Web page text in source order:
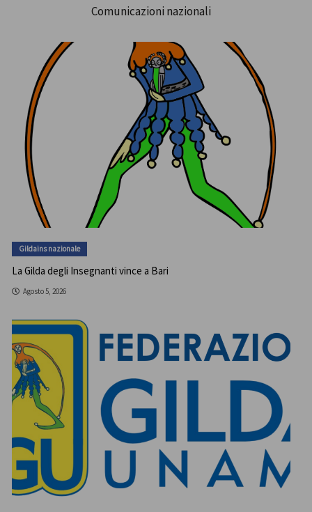
Comunicazioni nazionali
Gildains nazionale
La Gilda degli Insegnanti vince a Bari
Agosto 5, 2026